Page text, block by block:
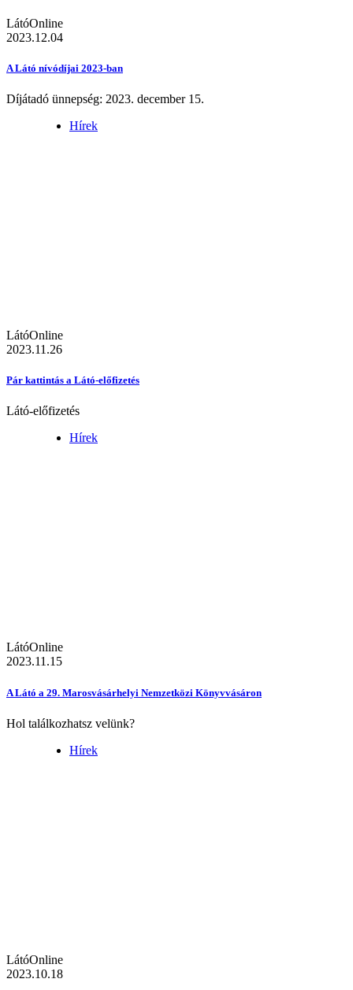
LátóOnline
2023.12.04
A Látó nívódíjai 2023-ban
Díjátadó ünnepség: 2023. december 15.
Hírek
LátóOnline
2023.11.26
Pár kattintás a Látó-előfizetés
Látó-előfizetés
Hírek
LátóOnline
2023.11.15
A Látó a 29. Marosvásárhelyi Nemzetközi Könyvvásáron
Hol találkozhatsz velünk?
Hírek
LátóOnline
2023.10.18